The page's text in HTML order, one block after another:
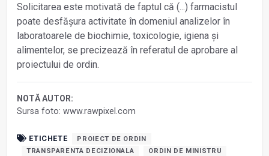
Solicitarea este motivată de faptul că (...) farmacistul
poate desfășura activitate în domeniul analizelor în
laboratoarele de biochimie, toxicologie, igiena și
alimentelor, se precizează în referatul de aprobare al
proiectului de ordin.
NOTĂ AUTOR:
Sursa foto: www.rawpixel.com
ETICHETE
PROIECT DE ORDIN
TRANSPARENTA DECIZIONALA
ORDIN DE MINISTRU